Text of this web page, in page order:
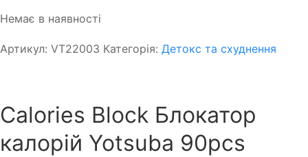
Немає в наявності
Артикул: VT22003 Категорія: Детокс та схуднення
Calories Block Блокатор
калорій Yotsuba 90pcs